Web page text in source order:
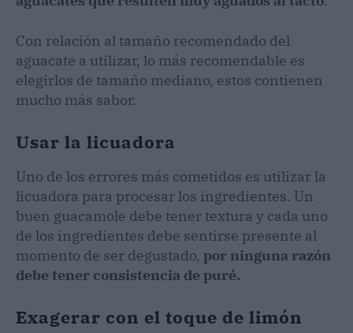
Con relación al tamaño recomendado del
aguacate a utilizar, lo más recomendable es
elegirlos de tamaño mediano, estos contienen
mucho más sabor.
Usar la licuadora
Uno de los errores más cometidos es utilizar la
licuadora para procesar los ingredientes. Un
buen guacamole debe tener textura y cada uno
de los ingredientes debe sentirse presente al
momento de ser degustado, por ninguna razón
debe tener consistencia de puré.
Exagerar con el toque de limón